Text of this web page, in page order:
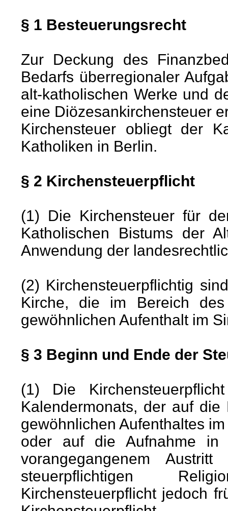
§ 1 Besteuerungsrecht
Zur Deckung des
Bedarfs überregionaler
alt-katholischen Werke und
eine Diözesankirchensteuer
Kirchensteuer obliegt der
Katholiken in Berlin.
§ 2 Kirchensteuerpflicht
(1) Die Kirchensteuer für
Katholischen Bistums der
Anwendung der
(2) Kirchensteuerpflichtig
Kirche, die im Bereich
gewöhnlichen Aufenthalt im
§ 3 Beginn und Ende der
(1) Die
Kalendermonats, der auf
gewöhnlichen Aufenthaltes
oder auf die Aufnahme in
vorangegangenem
steuerpflichtigen
Kirchensteuerpflicht jedoch